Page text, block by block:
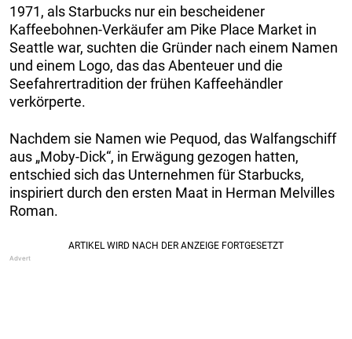
1971, als Starbucks nur ein bescheidener
Kaffeebohnen-Verkäufer am Pike Place Market in
Seattle war, suchten die Gründer nach einem Namen
und einem Logo, das das Abenteuer und die
Seefahrertradition der frühen Kaffeehändler
verkörperte.
Nachdem sie Namen wie Pequod, das Walfangschiff
aus „Moby-Dick“, in Erwägung gezogen hatten,
entschied sich das Unternehmen für Starbucks,
inspiriert durch den ersten Maat in Herman Melvilles
Roman.